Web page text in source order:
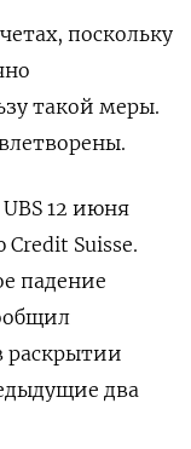
поскольку
такой меры.
12 июня
Suisse.
падение
раскрытии
два